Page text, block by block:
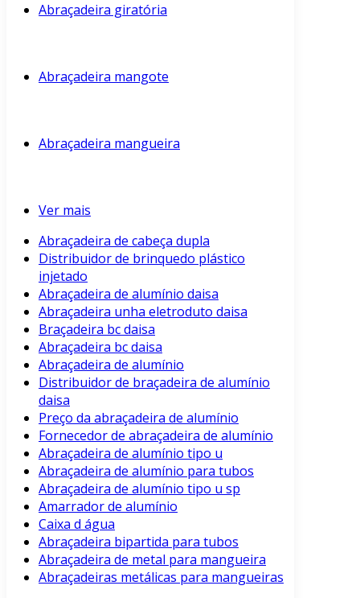
Abraçadeira giratória
Abraçadeira mangote
Abraçadeira mangueira
Ver mais
Abraçadeira de cabeça dupla
Distribuidor de brinquedo plástico
injetado
Abraçadeira de alumínio daisa
Abraçadeira unha eletroduto daisa
Braçadeira bc daisa
Abraçadeira bc daisa
Abraçadeira de alumínio
Distribuidor de braçadeira de alumínio
daisa
Preço da abraçadeira de alumínio
Fornecedor de abraçadeira de alumínio
Abraçadeira de alumínio tipo u
Abraçadeira de alumínio para tubos
Abraçadeira de alumínio tipo u sp
Amarrador de alumínio
Caixa d água
Abraçadeira bipartida para tubos
Abraçadeira de metal para mangueira
Abraçadeiras metálicas para mangueiras